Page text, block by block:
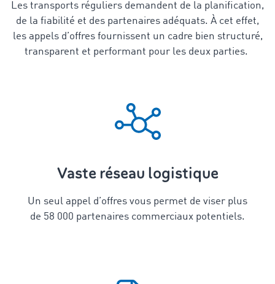
Les transports réguliers demandent de la planification,
de la fiabilité et des partenaires adéquats. À cet effet,
les appels d’offres fournissent un cadre bien structuré,
transparent et performant pour les deux parties.
Vaste réseau logistique
Un seul appel d’offres vous permet de viser plus
de 58 000 partenaires commerciaux potentiels.